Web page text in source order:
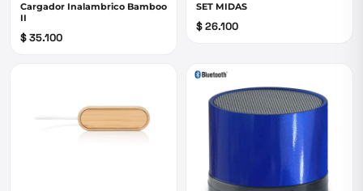
Cargador Inalambrico Bamboo
II
$ 35.100
SET MIDAS
$ 26.100